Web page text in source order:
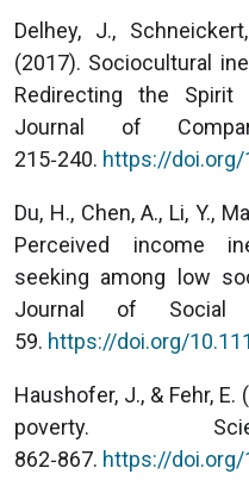
Delhey, J.,
(2017). Sociocultural
Redirecting the Spirit
Journal of
215‑240. https://
Du, H., Chen, A., Li, Y.,
Perceived income
seeking among low
Journal of Social
59. https://doi.org/
Haushofer, J., & Fehr,
poverty.
862‑867. https://